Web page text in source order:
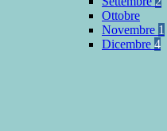
Ottobre
Novembre 1
Dicembre 4